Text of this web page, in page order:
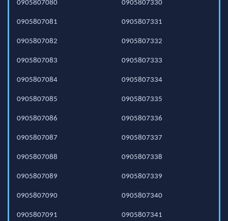
0905807080
0905807081
0905807082
0905807083
0905807084
0905807085
0905807086
0905807087
0905807088
0905807089
0905807090
0905807091
0905807330
0905807331
0905807332
0905807333
0905807334
0905807335
0905807336
0905807337
0905807338
0905807339
0905807340
0905807341